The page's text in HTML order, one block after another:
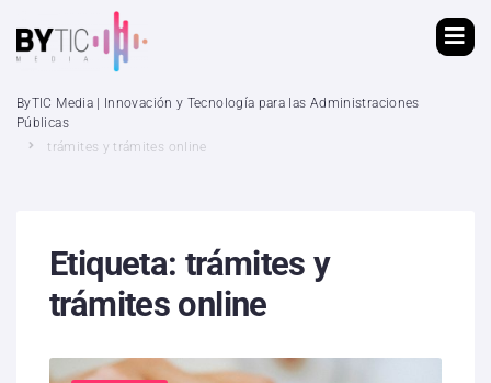
ByTIC Media | Innovación y Tecnología para las Administraciones
Públicas
trámites y trámites online
Etiqueta: trámites y
trámites online